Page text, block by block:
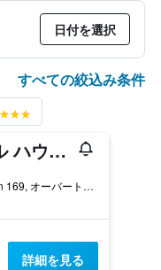
日付を選択
すべての絞込み条件
ホテル ハウス アム ゼー
Obertraun 169, オーバートラウン, オーバーエスタライヒ州, オーストリア
詳細を見る